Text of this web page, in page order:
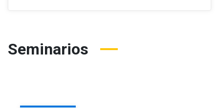
Seminarios